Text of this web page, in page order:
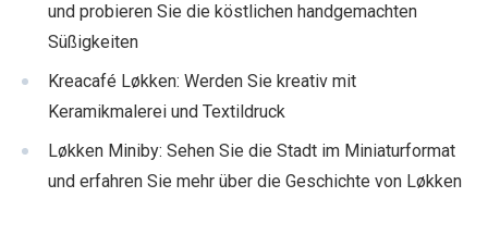
und probieren Sie die köstlichen handgemachten
Süßigkeiten
Kreacafé Løkken: Werden Sie kreativ mit
Keramikmalerei und Textildruck
Løkken Miniby: Sehen Sie die Stadt im Miniaturformat
und erfahren Sie mehr über die Geschichte von Løkken